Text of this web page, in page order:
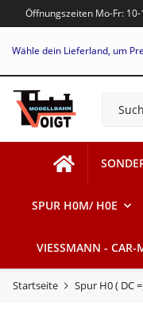
Öffnungszeiten Mo-Fr:
Wähle dein Lieferland, um
SPUR H0M/ H0E
VIESSMANN - CAR-
Startseite Spur H0 ( DC